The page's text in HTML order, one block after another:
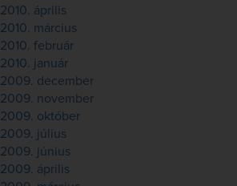
2010. április
2010. március
2010. február
2010. január
2009. december
2009. november
2009. október
2009. július
2009. június
2009. április